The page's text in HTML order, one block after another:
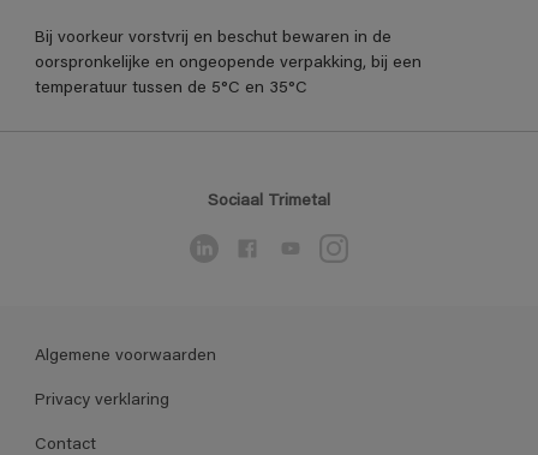
Bij voorkeur vorstvrij en beschut bewaren in de
oorspronkelijke en ongeopende verpakking, bij een
temperatuur tussen de 5°C en 35°C
Sociaal Trimetal
Algemene voorwaarden
Privacy verklaring
Contact